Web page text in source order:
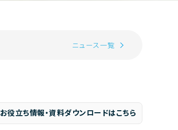
ニュース一覧
お役立ち情報・資料ダウンロードはこちら